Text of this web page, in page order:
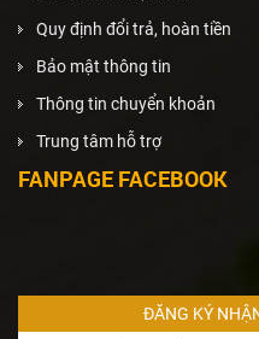
Quy định đổi trả, hoàn tiền
Bảo mật thông tin
Thông tin chuyển khoản
Trung tâm hỗ trợ
FANPAGE FACEBOOK